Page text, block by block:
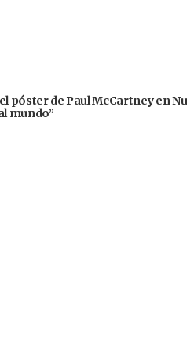
póster de Paul McCartney en
mundo”